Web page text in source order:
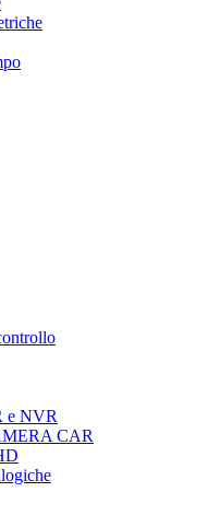
e NVR
CAR